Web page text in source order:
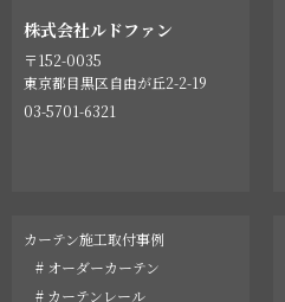
株式会社ルドファン
〒152-0035
東京都目黒区自由が丘2-2-19
03-5701-6321
カーテン施工取付事例
# オーダーカーテン
# カーテンレール